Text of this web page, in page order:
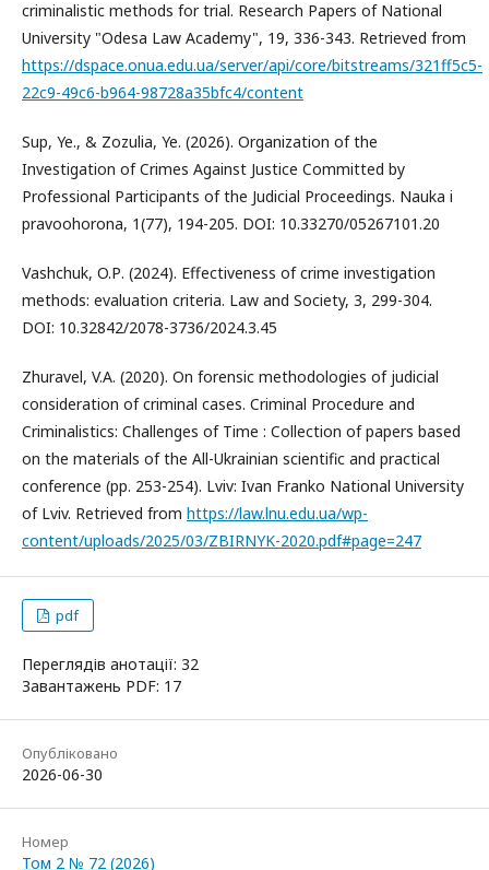
criminalistic methods for trial. Research Papers of National
University "Odesa Law Academy", 19, 336-343. Retrieved from
https://dspace.onua.edu.ua/server/api/core/bitstreams/321ff5c5-
22c9-49c6-b964-98728a35bfc4/content
Sup, Ye., & Zozulia, Ye. (2026). Organization of the
Investigation of Crimes Against Justice Committed by
Professional Participants of the Judicial Proceedings. Nauka i
pravoohorona, 1(77), 194-205. DOI: 10.33270/05267101.20
Vashchuk, O.Р. (2024). Effectiveness of crime investigation
methods: evaluation criteria. Law and Society, 3, 299-304.
DOI: 10.32842/2078-3736/2024.3.45
Zhuravel, V.A. (2020). On forensic methodologies of judicial
consideration of criminal cases. Criminal Procedure and
Criminalistics: Challenges of Time : Collection of papers based
on the materials of the All-Ukrainian scientific and practical
conference (pp. 253-254). Lviv: Ivan Franko National University
of Lviv. Retrieved from https://law.lnu.edu.ua/wp-
content/uploads/2025/03/ZBIRNYK-2020.pdf#page=247
pdf
Переглядів анотації: 32
Завантажень PDF: 17
Опубліковано
2026-06-30
Номер
Том 2 № 72 (2026)